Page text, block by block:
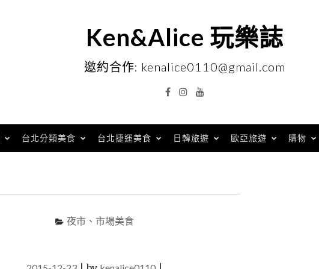
Ken&Alice 玩樂誌
邀約合作: kenalice0110@gmail.com
FacebookInstagramYouTube
台北分類美食 台北捷運美食 日韓旅遊 歐亞旅遊 購物
夜市、市場美食